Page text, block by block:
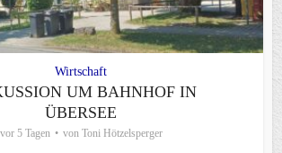
Wirtschaft
UM BAHNHOF IN
ÜBERSEE
vor 5 Tagen von Toni Hötzelsperger